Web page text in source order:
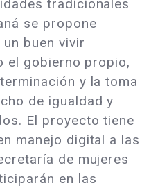
tradicionales
se propone
buen vivir
el gobierno propio,
y la toma
de igualdad y
El proyecto tiene
manejo digital a las
de mujeres
en las